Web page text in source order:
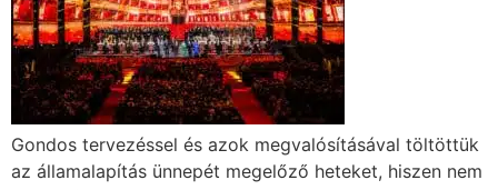
Gondos tervezéssel és azok megvalósításával töltöttük
az államalapítás ünnepét megelőző heteket, hiszen nem